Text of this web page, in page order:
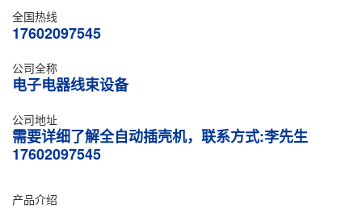
全国热线
17602097545
公司全称
电子电器线束设备
公司地址
需要详细了解全自动插壳机，联系方式:李先生
17602097545
产品介绍